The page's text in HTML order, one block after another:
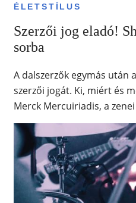
ÉLETSTÍLUS
Szerzői jog eladó!
sorba
A dalszerzők egymás után
szerzői jogát. Ki, miért és
Merck Mercuiriadis, a